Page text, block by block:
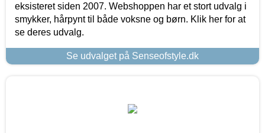
eksisteret siden 2007. Webshoppen har et stort udvalg i
smykker, hårpynt til både voksne og børn. Klik her for at
se deres udvalg.
Se udvalget på Senseofstyle.dk